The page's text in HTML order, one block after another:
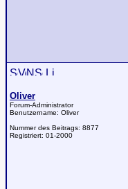
Oliver
Forum-Administrator
Benutzername: Oliver
Nummer des Beitrags: 8877
Registriert: 01-2000